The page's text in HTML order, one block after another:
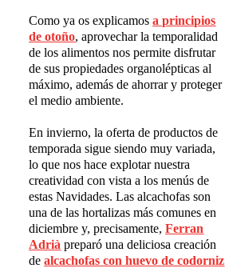
Como ya os explicamosa principios
de otoño, aprovechar la temporalidad
de los alimentos nos permite disfrutar
de sus propiedades organolépticas al
máximo, además de ahorrar y proteger
el medio ambiente.
En invierno, la oferta de productos de
temporada sigue siendo muy variada,
lo que nos hace explotar nuestra
creatividad con vista a los menús de
estas Navidades. Las alcachofas son
una de las hortalizas más comunes en
diciembre y, precisamente,Ferran
Adrià preparó una deliciosa creación
dealcachofas con huevo de codorniz